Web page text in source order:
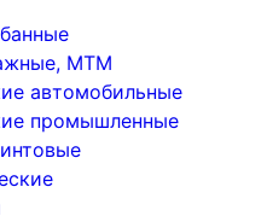
МТМ
автомобильные
промышленные